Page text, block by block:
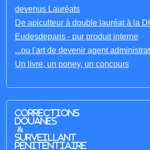
devenus Lauréats
De apiculteur à double lauréat à la
Eudesdeparis - pur produit interne
...ou l'art de devenir agent
Un livre, un poney, un concours
Corrections
Douanes
&
Surveillant
penitentiaire